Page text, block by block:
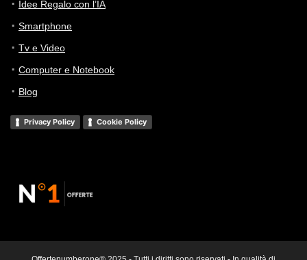
Idee Regalo con l’IA
Smartphone
Tv e Video
Computer e Notebook
Blog
Privacy Policy Cookie Policy